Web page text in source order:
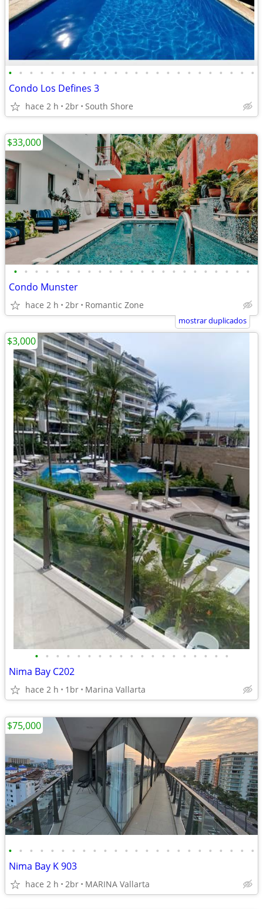
• • • • • • • • • • • • • • • • • • • • • • • •
Condo Los Defines 3
hace 2 h 2br South Shore
• • • • • • • • • • • • • • • • • • • • • • •
Condo Munster
hace 2 h 2br Romantic Zone
$33,000
mostrar duplicados
• • • • • • • • • • • • • • • • • • •
Nima Bay C202
hace 2 h 1br Marina Vallarta
$3,000
• • • • • • • • • • • • • • • • • • • • • • • •
Nima Bay K 903
hace 2 h 2br MARINA Vallarta
$75,000